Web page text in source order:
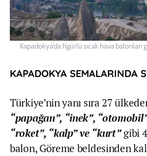
Kapadokya’da figürlü sıcak hava balonları
KAPADOKYA SEMALARINDA
Türkiye’nin yanı sıra 27
“papağan”, “inek”,
“roket”, “kalp” ve “kurt”gibi
balon, Göreme beldesinden